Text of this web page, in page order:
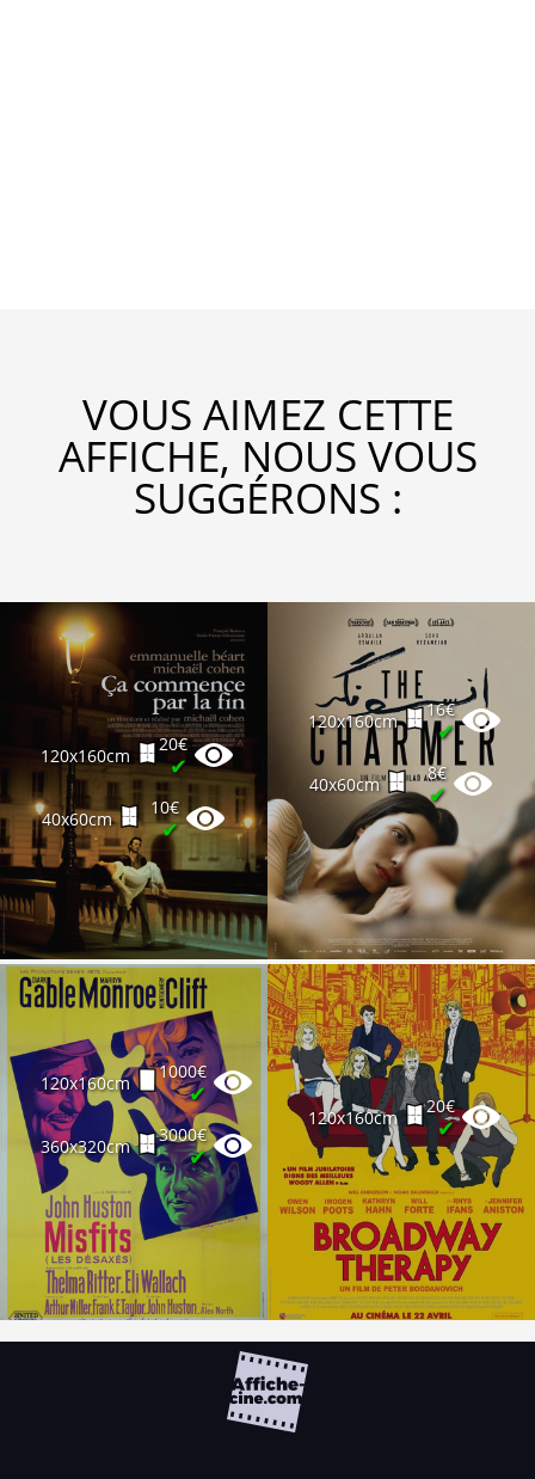
VOUS AIMEZ CETTE
AFFICHE, NOUS VOUS
SUGGÉRONS :
120x160cm
20€
✔
40x60cm
10€
✔
120x160cm
16€
✔
40x60cm
8€
✔
120x160cm
1000€
✔
360x320cm
3000€
✔
120x160cm
20€
✔